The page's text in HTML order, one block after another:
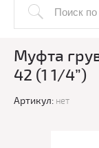
Муфта
42 (1 1/4”)
Артикул: нет